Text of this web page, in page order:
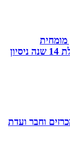
להתנהלות כלכלית ויעוץ פנסיוני, בעלת 14 שנה ניסיון
וחבר ועדת